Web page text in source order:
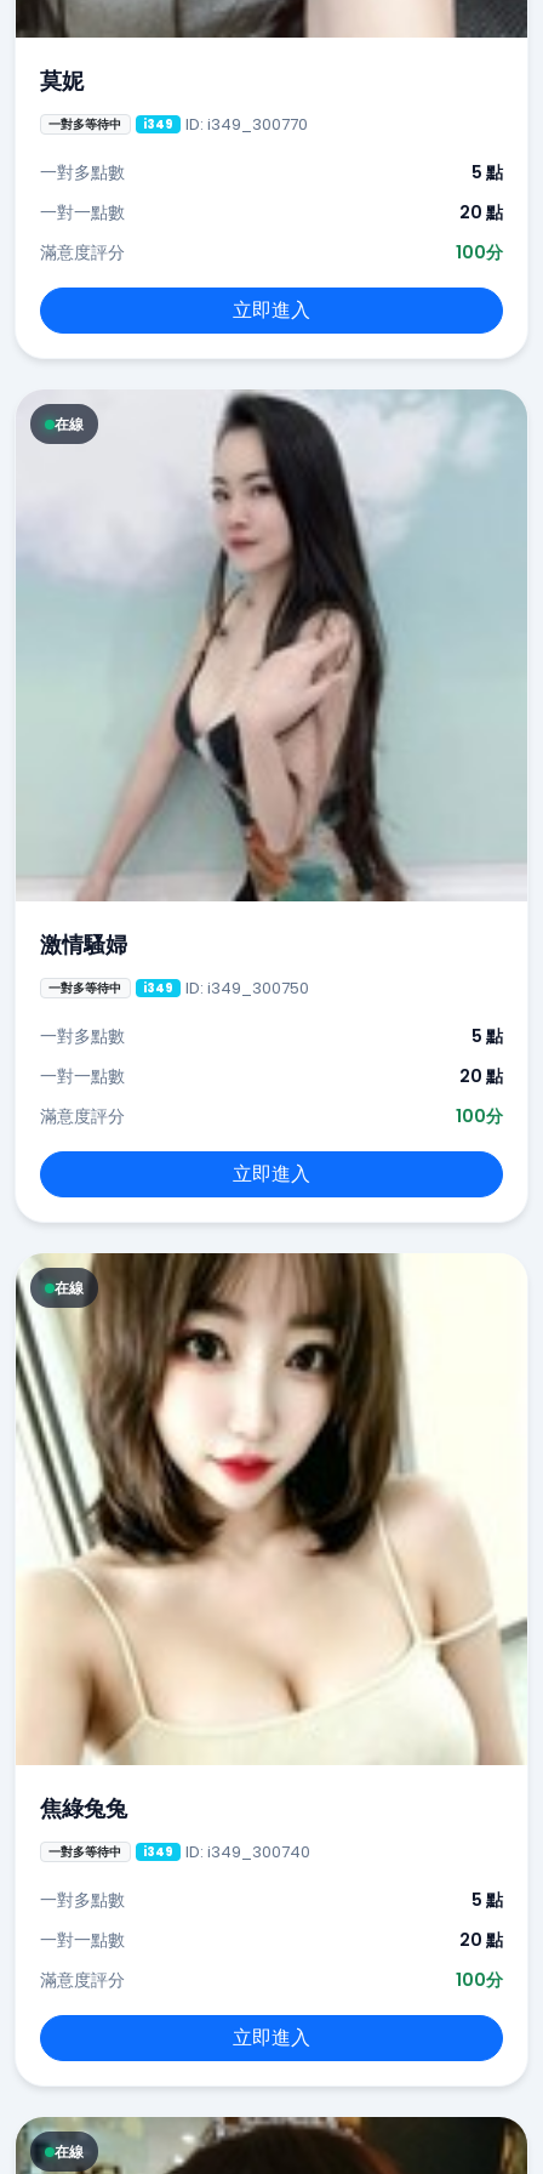
莫妮
一對多等待中 i349 ID: i349_300770
一對多點數
5 點
一對一點數
20 點
滿意度評分
100分
立即進入
在線
激情騷婦
一對多等待中 i349 ID: i349_300750
一對多點數
5 點
一對一點數
20 點
滿意度評分
100分
立即進入
在線
焦綠兔兔
一對多等待中 i349 ID: i349_300740
一對多點數
5 點
一對一點數
20 點
滿意度評分
100分
立即進入
在線